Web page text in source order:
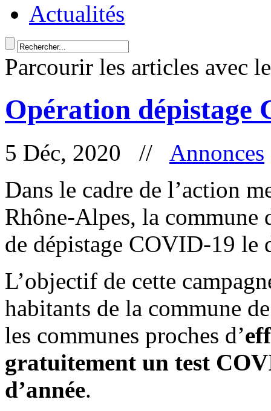
Actualités
Parcourir les articles avec
Opération dépistage
5 Déc, 2020 // Annonces
Dans le cadre de l’action
Rhône-Alpes, la commune
de dépistage COVID-19 le
L’objectif de cette
habitants de la commune
les communes proches d’
gratuitement un test
d’année.